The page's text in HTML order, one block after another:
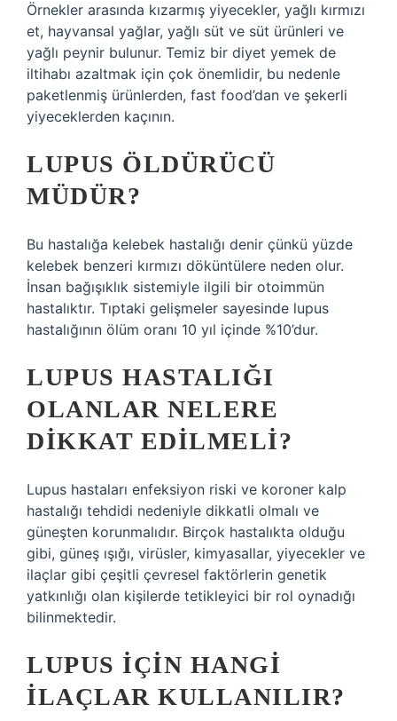
Örnekler arasında kızarmış yiyecekler, yağlı kırmızı
et, hayvansal yağlar, yağlı süt ve süt ürünleri ve
yağlı peynir bulunur. Temiz bir diyet yemek de
iltihabı azaltmak için çok önemlidir, bu nedenle
paketlenmiş ürünlerden, fast food’dan ve şekerli
yiyeceklerden kaçının.
LUPUS ÖLDÜRÜCÜ
MÜDÜR?
Bu hastalığa kelebek hastalığı denir çünkü yüzde
kelebek benzeri kırmızı döküntülere neden olur.
İnsan bağışıklık sistemiyle ilgili bir otoimmün
hastalıktır. Tıptaki gelişmeler sayesinde lupus
hastalığının ölüm oranı 10 yıl içinde %10’dur.
LUPUS HASTALIĞI
OLANLAR NELERE
DIKKAT EDILMELI?
Lupus hastaları enfeksiyon riski ve koroner kalp
hastalığı tehdidi nedeniyle dikkatli olmalı ve
güneşten korunmalıdır. Birçok hastalıkta olduğu
gibi, güneş ışığı, virüsler, kimyasallar, yiyecekler ve
ilaçlar gibi çeşitli çevresel faktörlerin genetik
yatkınlığı olan kişilerde tetikleyici bir rol oynadığı
bilinmektedir.
LUPUS IÇIN HANGI
ILAÇLAR KULLANILIR?